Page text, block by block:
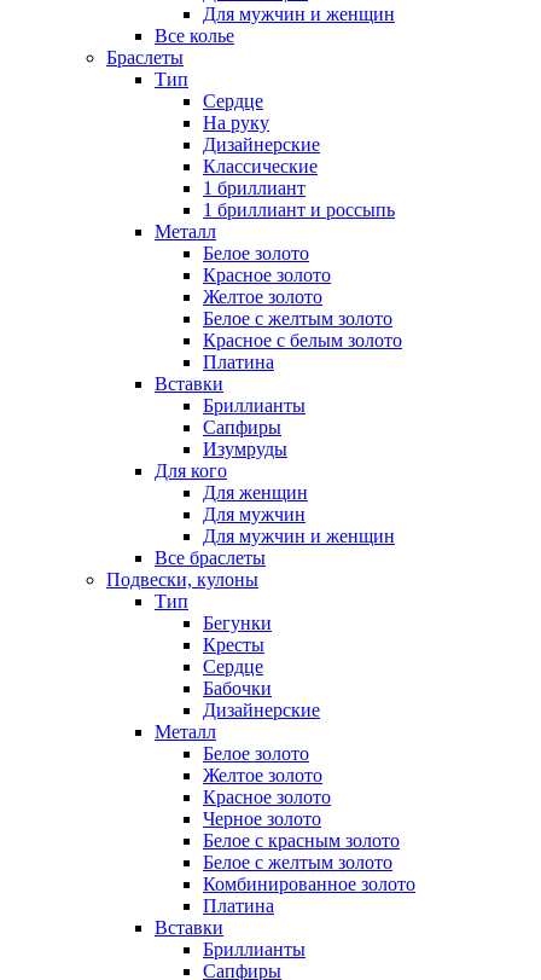
Для мужчин и женщин
Все колье
Браслеты
Тип
Сердце
На руку
Дизайнерские
Классические
1 бриллиант
1 бриллиант и россыпь
Металл
Белое золото
Красное золото
Желтое золото
Белое с желтым золото
Красное с белым золото
Платина
Вставки
Бриллианты
Сапфиры
Изумруды
Для кого
Для женщин
Для мужчин
Для мужчин и женщин
Все браслеты
Подвески, кулоны
Тип
Бегунки
Кресты
Сердце
Бабочки
Дизайнерские
Металл
Белое золото
Желтое золото
Красное золото
Черное золото
Белое с красным золото
Белое с желтым золото
Комбинированное золото
Платина
Вставки
Бриллианты
Сапфиры